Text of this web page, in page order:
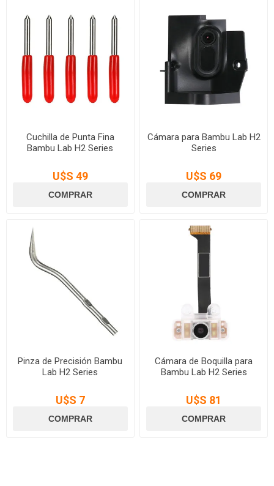
Cuchilla de Punta Fina
Bambu Lab H2 Series
U$S 49
Cámara para Bambu Lab H2
Series
U$S 69
Pinza de Precisión Bambu
Lab H2 Series
U$S 7
Cámara de Boquilla para
Bambu Lab H2 Series
U$S 81